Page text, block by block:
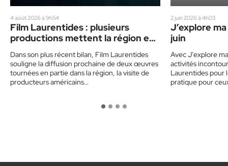
4 août 2026 à 9h54
Film Laurentides : plusieurs
productions mettent la région en
Dans son plus récent bilan, Film Laurentides
souligne la diffusion prochaine de deux œuvres
tournées en partie dans la région, la visite de
producteurs américains…
2 juin 2026 à 4h03
J’explore
juin
Avec J’explore
activités
Laurentides pour
pratique pour